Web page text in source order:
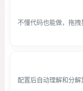
不懂代码也能做，拖
配置后自动理解和分解